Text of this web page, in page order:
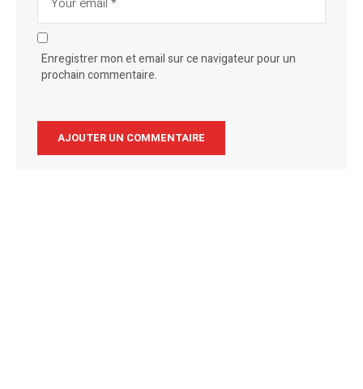
Enregistrer mon et email sur ce navigateur pour un
prochain commentaire.